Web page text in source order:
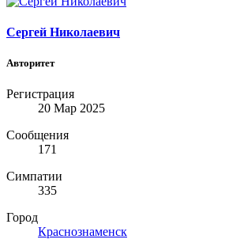
Сергей Николаевич
Авторитет
Регистрация
20 Мар 2025
Сообщения
171
Симпатии
335
Город
Краснознаменск